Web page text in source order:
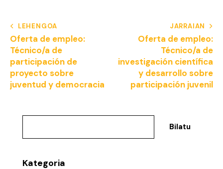
LEHENGOA
Oferta de empleo:
Técnico/a de
participación de
proyecto sobre
juventud y democracia
JARRAIAN
Oferta de empleo:
Técnico/a de
investigación científica
y desarrollo sobre
participación juvenil
Bilatu
Kategoria